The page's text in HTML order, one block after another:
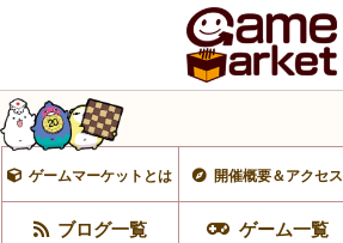
ゲームマーケットとは 開催概要＆アクセス
ブログ一覧 ゲーム一覧